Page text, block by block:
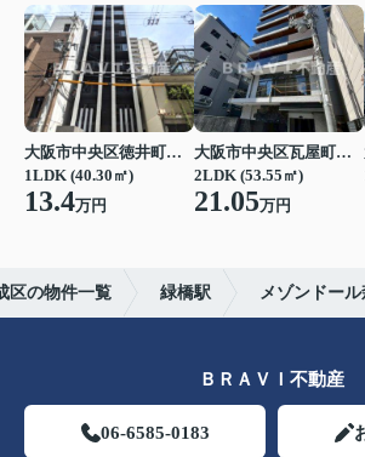
大阪市中央区徳井町２丁目
1LDK (40.30㎡)
13.4万円
大阪市中央区瓦屋町１丁目
2LDK (53.55㎡)
21.05万円
区の物件一覧 緑橋駅 メゾンドー
ＢＲＡＶＩ不動産
06-6585-0183